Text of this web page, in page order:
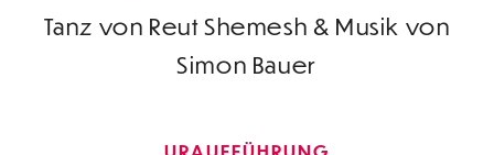
Tanz von Reut Shemesh & Musik von
Simon Bauer